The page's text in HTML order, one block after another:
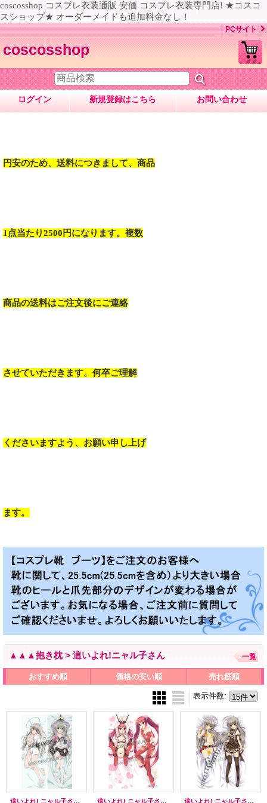
coscosshop コスプレ衣装通販 安価 コスプレ衣装専門店! ★コスコ
スショップ★ オーダーメイドも追加料金なし！
PCサイト
coscosshop
ログイン 新規登録はこちら お問い合わせ
円安のため、送料につきまして、商品
1点当たり2500円になります。複数
商品の送料はご注文後にご連絡
させていただきます。何卒ご理解
くださいますよう、お願い申し上げ
ます。
▲▲▲抱き枕 > 這いよれ!ニャル子さん 一覧
おすすめ順 価格の安い順 売れ筋順
表示件数:
這いよれ! ニャル子さんW ニャルラトホテプ風 ●等身大 抱き枕カバー 這いよれ! ニャル子さん クー子風 ●等身大 抱き枕カバー 這いよれ! ニャル子さん ニャル子風 ●等身大 抱き枕カバー